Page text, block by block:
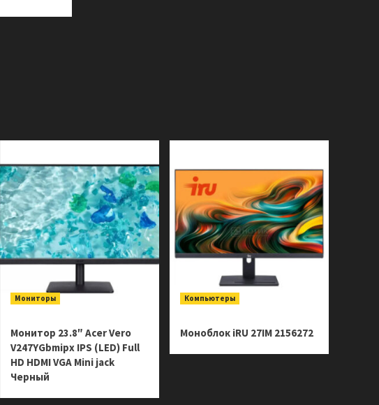
Мониторы
Монитор 23.8″ Acer Vero
V247YGbmipx IPS (LED) Full
HD HDMI VGA Mini jack
Черный
Компьютеры
Моноблок iRU 27IM 2156272